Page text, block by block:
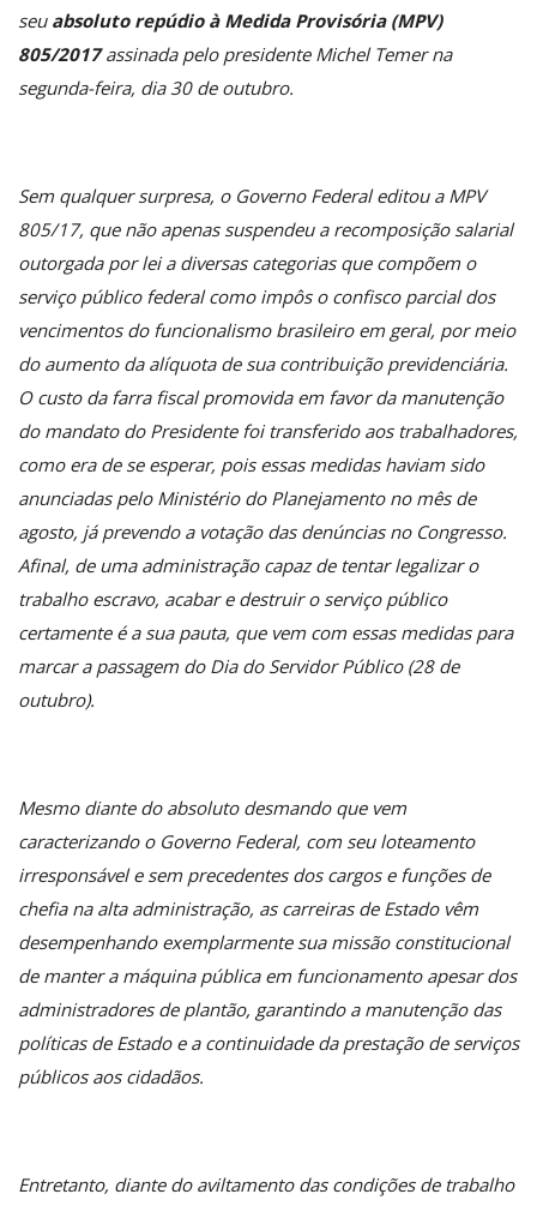
seu absoluto repúdio à Medida Provisória (MPV)
805/2017assinada pelo presidente Michel Temer na
segunda-feira, dia 30 de outubro.
Sem qualquer surpresa, o Governo Federal editou a MPV
805/17, que não apenas suspendeu a recomposição salarial
outorgada por lei a diversas categorias que compõem o
serviço público federal como impôs o confisco parcial dos
vencimentos do funcionalismo brasileiro em geral, por meio
do aumento da alíquota de sua contribuição previdenciária.
O custo da farra fiscal promovida em favor da manutenção
do mandato do Presidente foi transferido aos trabalhadores,
como era de se esperar, pois essas medidas haviam sido
anunciadas pelo Ministério do Planejamento no mês de
agosto, já prevendo a votação das denúncias no Congresso.
Afinal, de uma administração capaz de tentar legalizar o
trabalho escravo, acabar e destruir o serviço público
certamente é a sua pauta, que vem com essas medidas para
marcar a passagem do Dia do Servidor Público (28 de
outubro).
Mesmo diante do absoluto desmando que vem
caracterizando o Governo Federal, com seu loteamento
irresponsável e sem precedentes dos cargos e funções de
chefia na alta administração, as carreiras de Estado vêm
desempenhando exemplarmente sua missão constitucional
de manter a máquina pública em funcionamento apesar dos
administradores de plantão, garantindo a manutenção das
políticas de Estado e a continuidade da prestação de serviços
públicos aos cidadãos.
Entretanto, diante do aviltamento das condições de trabalho